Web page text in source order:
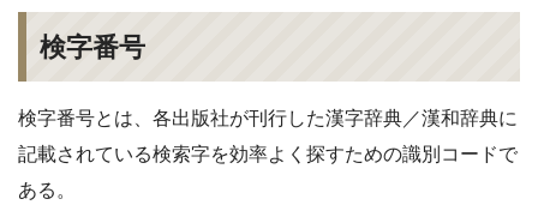
検字番号
検字番号とは、各出版社が刊行した漢字辞典／漢和辞典に
記載されている検索字を効率よく探すための識別コードで
ある。